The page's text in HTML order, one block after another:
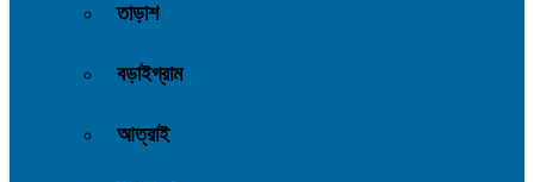
তাড়াশ
বড়াইগ্রাম
আত্রাই